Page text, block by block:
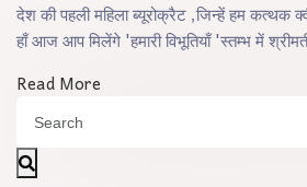
देश की पहली महिला ब्यूरोक्रैट ,जिन्हें हम कत्थक
हाँ आज आप मिलेंगे 'हमारी विभूतियाँ 'स्तम्भ में
Read More